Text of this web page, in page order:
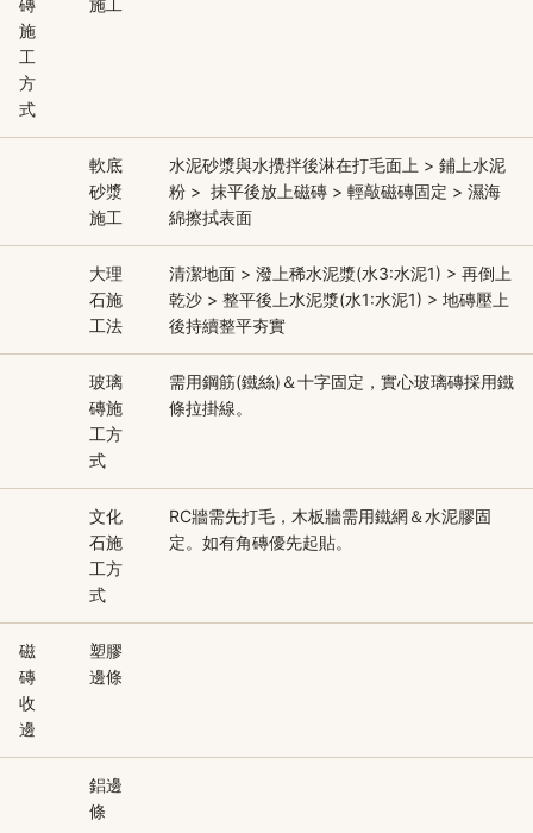
磚
施
工
方
式
施工
軟底
砂漿
施工
水泥砂漿與水攪拌後淋在打毛面上 > 鋪上水泥
粉 > 抹平後放上磁磚 > 輕敲磁磚固定 > 濕海
綿擦拭表面
大理
石施
工法
清潔地面 > 潑上稀水泥漿(水3:水泥1) > 再倒上
乾沙 > 整平後上水泥漿(水1:水泥1) > 地磚壓上
後持續整平夯實
玻璃
磚施
工方
式
需用鋼筋(鐵絲)＆十字固定，實心玻璃磚採用鐵
條拉掛線。
文化
石施
工方
式
RC牆需先打毛，木板牆需用鐵網＆水泥膠固
定。如有角磚優先起貼。
磁
磚
收
邊
塑膠
邊條
鋁邊
條